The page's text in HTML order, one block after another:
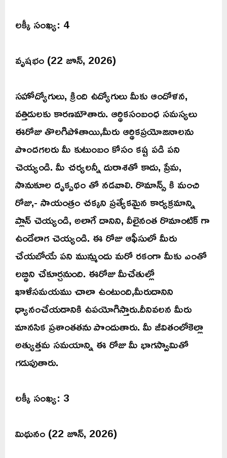
లక్కీ సంఖ్య: 4
వృషభం (22 జూన్, 2026)
సహోద్యోగులు, క్రింది ఉద్యోగులు మీకు ఆందోళన,
వత్తిడులకు కారణమౌతారు. ఆర్థికసంబంధ సమస్యలు
ఈరోజు తొలగిపోతాయి,మీరు ఆర్థికప్రయోజనాలను
పొందగలరు మీ కుటుంబం కోసం కష్ట పడి పని
చెయ్యండి. మీ చర్యలన్నీ దురాశతో కాదు, ప్రేమ,
సానుకూల దృక్పథం తో నడవాలి. రొమాన్స్ కి మంచి
రోజు,- సాయంత్రం చక్కని ప్రత్యేకమైన కార్యక్రమాన్ని
ప్లాన్ చెయ్యండి, అలాగే దానిని, వీలైనంత రొమాంటిక్ గా
ఉండేలాగ చెయ్యండి. ఈ రోజు ఆఫీసులో మీరు
చేయబోయే పని మున్ముందు మరో రకంగా మీకు ఎంతో
లబ్ధిని చేకూర్చనుంది. ఈరోజు మీచేతుల్లో
ఖాళీసమయము చాలా ఉంటుంది,మీరుదానిని
ధ్యానంచేయడానికి ఉపయోగిస్తారు.దీనివలన మీరు
మానసిక ప్రశాంతతను పొందుతారు. మీ జీవితంలోకెల్లా
అత్యుత్తమ సమయాన్ని ఈ రోజు మీ భాగస్వామితో
గడుపుతారు.
లక్కీ సంఖ్య: 3
మిథునం (22 జూన్, 2026)